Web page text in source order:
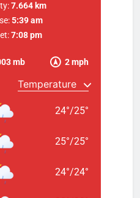
mb 2 mph
7.664 km
5:39 am
7:08 pm
24°/25°
25°/25°
24°/24°